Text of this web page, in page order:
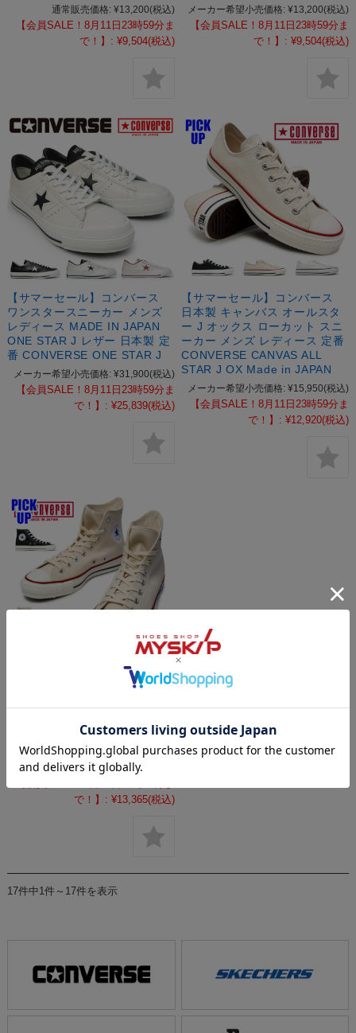
通常販売価格: ¥13,200(税込)
【会員SALE！8月11日23時59分ま
で！】: ¥9,504(税込)
メーカー希望小売価格: ¥13,200(税込)
【会員SALE！8月11日23時59分ま
で！】: ¥9,504(税込)
【サマーセール】コンバース
ワンスタースニーカー メンズ
レディース MADE IN JAPAN
ONE STAR J レザー 日本製 定
番 CONVERSE ONE STAR J
メーカー希望小売価格: ¥31,900(税込)
【会員SALE！8月11日23時59分ま
で！】: ¥25,839(税込)
【サマーセール】コンバース
日本製 キャンバス オールスタ
ー J オックス ローカット スニ
ーカー メンズ レディース 定番
CONVERSE CANVAS ALL
STAR J OX Made in JAPAN
メーカー希望小売価格: ¥15,950(税込)
【会員SALE！8月11日23時59分ま
で！】: ¥12,920(税込)
【サマーセール】コンバース
日本製 キャンバス オールスタ
ー J ハイ ハイカット スニーカ
CONVERSE CANVAS ALL
STAR J HI Made in JAPAN
メーカー希望小売価格: ¥16,500
で！】: ¥13,365(税込)
17件中1件～17件を表示